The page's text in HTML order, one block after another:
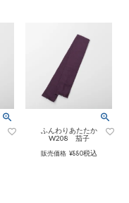
パンツ
（ボーダー）
（綿56%、ポリエステル18%、
ポリウレタン2%）
ふんわりあたたか
W208 茄子
販売価格 ¥880税込